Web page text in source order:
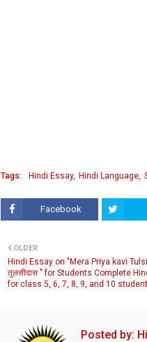
Tags: Hindi Essay Hindi Language
Facebook
OLDER
Hindi Essay on "Mera Priya kavi
तुलसीदास " for Students Complete
for class 5, 6, 7, 8, 9, and 10
Posted by: